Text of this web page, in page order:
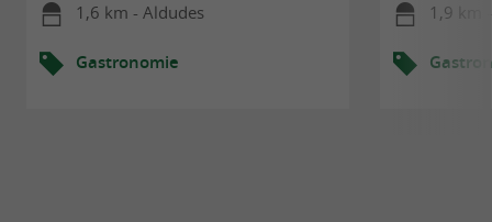
1,6 km - Aldudes
Gastronomie
1,9 km